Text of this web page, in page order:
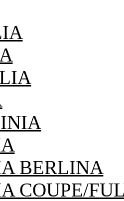
BERLINA
COUPE/